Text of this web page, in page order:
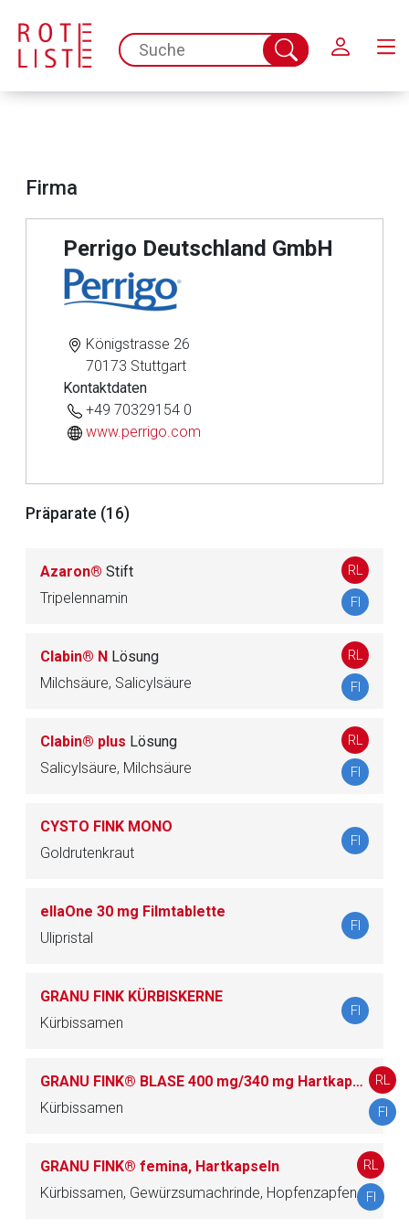
spc.search.input.placeholder
Suche
abschicken
Firma
Perrigo Deutschland GmbH
Königstrasse 26
70173 Stuttgart
Kontaktdaten
+49 70329154 0
www.perrigo.com
Präparate (16)
Azaron® Stift
Tripelennamin
RL
FI
Clabin® N Lösung
Milchsäure, Salicylsäure
RL
FI
Clabin® plus Lösung
Salicylsäure, Milchsäure
RL
FI
CYSTO FINK MONO
Goldrutenkraut
FI
ellaOne 30 mg Filmtablette
Ulipristal
FI
GRANU FINK KÜRBISKERNE
Kürbissamen
FI
GRANU FINK® BLASE 400 mg/340 mg Hartkapseln
Kürbissamen
RL
FI
GRANU FINK® femina, Hartkapseln
Kürbissamen, Gewürzsumachrinde, Hopfenzapfen
RL
FI
Der von Ihnen aufgerufene Link öffnet eine externe Web-
Seite. Für die Inhalte der externen Web-Seite ist deren
Betreiber verantwortlich. Ebenso gelten dort ggf. andere
Datenschutzbestimmungen.